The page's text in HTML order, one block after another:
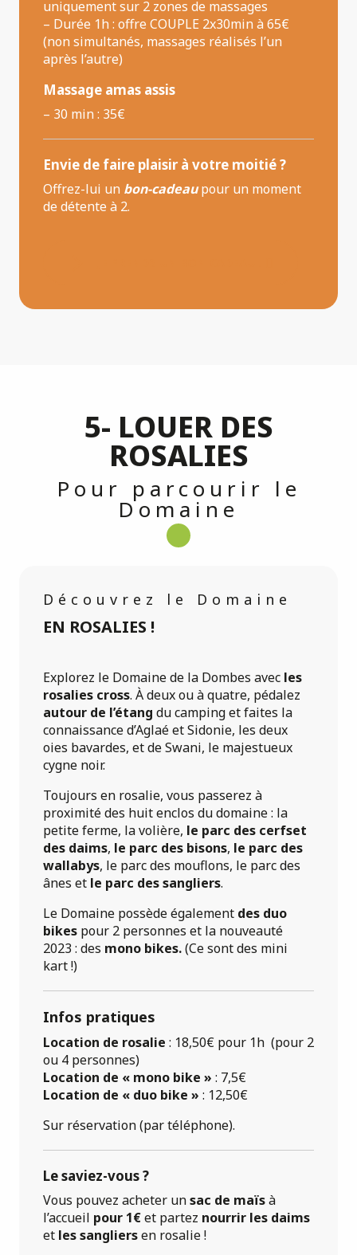
uniquement sur 2 zones de massages
– Durée 1h : offre COUPLE 2x30min à 65€
(non simultanés, massages réalisés l’un
après l’autre)
Massage amas assis
– 30 min : 35€
Envie de faire plaisir à votre moitié ?
Offrez-lui un bon-cadeaupour un moment
de détente à 2.
5- LOUER DES
ROSALIES
Pour parcourir le
Domaine
Découvrez le Domaine
EN ROSALIES !
Explorez le Domaine de la Dombes avec les
rosalies cross. À deux ou à quatre, pédalez
autour de l’étang du camping et faites la
connaissance d’Aglaé et Sidonie, les deux
oies bavardes, et de Swani, le majestueux
cygne noir.
Toujours en rosalie, vous passerez à
proximité des huit enclos du domaine : la
petite ferme, la volière, le parc des cerfset
des daims, le parc des bisons, le parc des
wallabys, le parc des mouflons, le parc des
ânes et le parc des sangliers.
Le Domaine possède également des duo
bikes pour 2 personnes et la nouveauté
2023 : des mono bikes.(Ce sont des mini
kart !)
Infos pratiques
Location de rosalie : 18,50€ pour 1h (pour 2
ou 4 personnes)
Location de « mono bike » : 7,5€
Location de « duo bike » : 12,50€
Sur réservation (par téléphone).
Le saviez-vous ?
Vous pouvez acheter unsac de maïsà
l’accueil pour 1€et partez nourrir les daims
et les sangliersen rosalie !